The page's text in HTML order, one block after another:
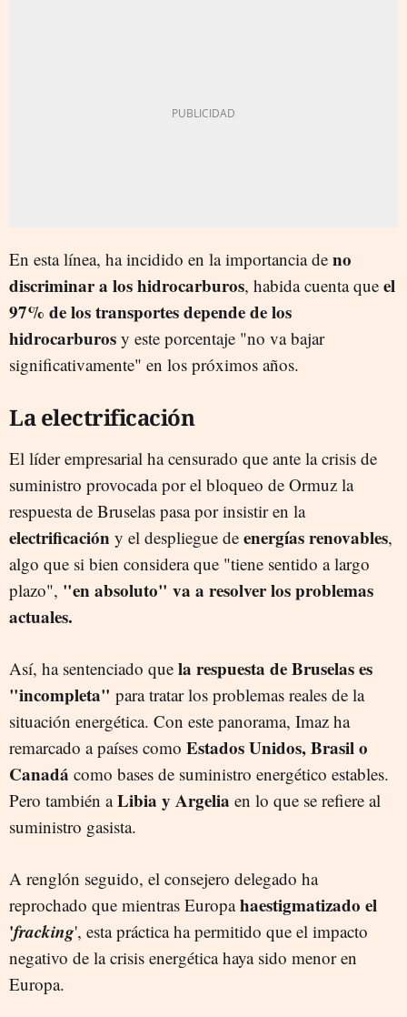
En esta línea, ha incidido en la importancia de no
discriminar a los hidrocarburos, habida cuenta que el
97% de los transportes depende de los
hidrocarburos y este porcentaje "no va bajar
significativamente" en los próximos años.
La electrificación
El líder empresarial ha censurado que ante la crisis de
suministro provocada por el bloqueo de Ormuz la
respuesta de Bruselas pasa por insistir en la
electrificación y el despliegue de energías renovables,
algo que si bien considera que "tiene sentido a largo
plazo", "en absoluto" va a resolver los problemas
actuales.
Así, ha sentenciado que la respuesta de Bruselas es
"incompleta" para tratar los problemas reales de la
situación energética. Con este panorama, Imaz ha
remarcado a países como Estados Unidos, Brasil o
Canadá como bases de suministro energético estables.
Pero también aLibia y Argelia en lo que se refiere al
suministro gasista.
A renglón seguido, el consejero delegado ha
reprochado que mientras Europahaestigmatizado el
'fracking', esta práctica ha permitido que el impacto
negativo de la crisis energética haya sido menor en
Europa.